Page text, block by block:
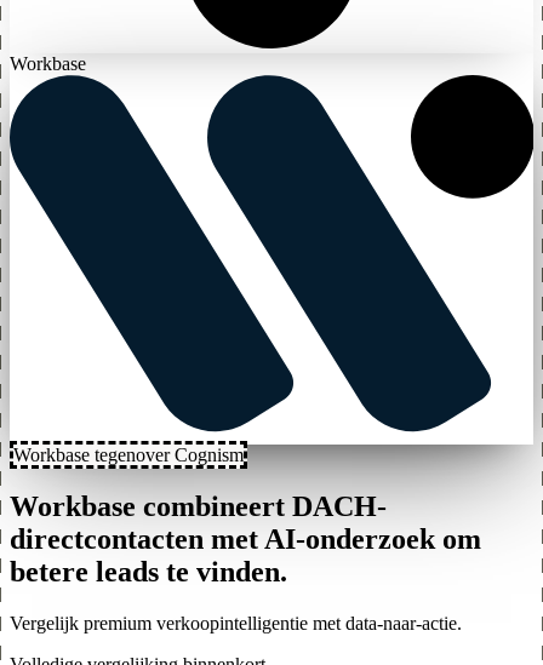
Workbase
Workbase tegenover Cognism
Workbase combineert DACH-
directcontacten met AI-onderzoek om
betere leads te vinden.
Vergelijk premium verkoopintelligentie met data-naar-actie.